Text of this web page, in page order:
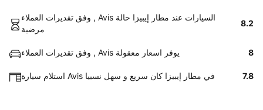
وفق تقديرات العملاء , Avis السيارات عند مطار إيبيزا حالة
مرضية
8.2
وفق تقديرات العملاء , Avis يوفر اسعار معقولة 8
استلام سيارة Avis في مطار إيبيزا كان سريع و سهل نسبيا 7.8